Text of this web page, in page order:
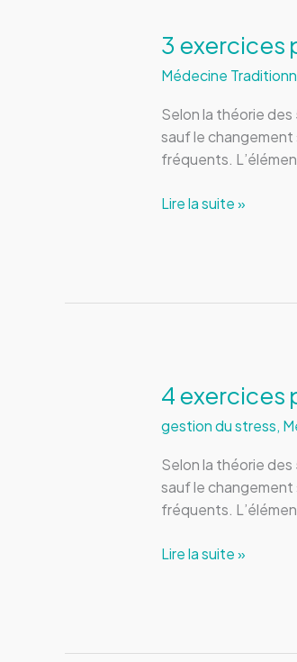
3 exercices
Médecine
Selon la théorie des
sauf le
fréquents.
3Lire la suite »
4 exercices
gestion du stress,
Selon la théorie
sauf le
fréquents.
4
Lire la suite »